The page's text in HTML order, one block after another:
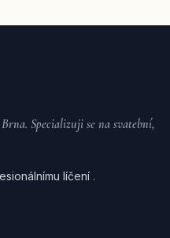
Specializuji se na svatební,
líčení .